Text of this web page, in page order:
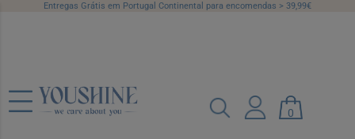
Entregas Grátis em Portugal Continental para encomendas > 39,99€
0
Caudalie VinoHydra Máscara Creme
75 ml